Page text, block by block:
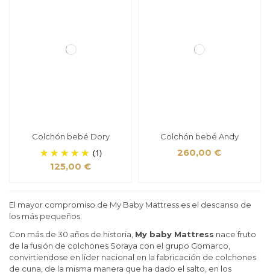
El mayor compromiso de My Baby Mattress es el descanso de
los más pequeños.
Con más de 30 años de historia, My baby Mattress nace fruto
de la fusión de colchones Soraya con el grupo Gomarco,
convirtiendose en líder nacional en la fabricación de colchones
de cuna, de la misma manera que ha dado el salto, en los
Colchón bebé Dory
(1)
125,00 €
Colchón bebé Andy
260,00 €